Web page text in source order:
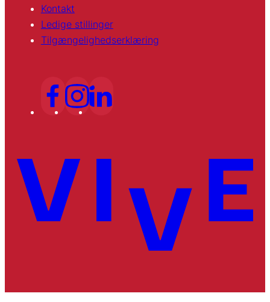
Kontakt
Ledige stillinger
Tilgængelighedserklæring